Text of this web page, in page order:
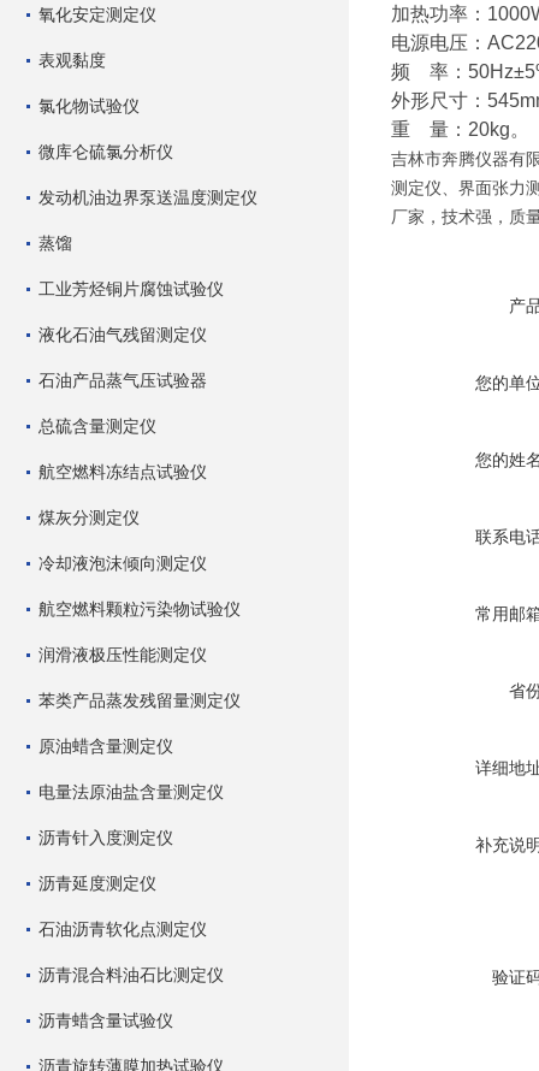
氧化安定测定仪
表观黏度
氯化物试验仪
微库仑硫氯分析仪
发动机油边界泵送温度测定仪
蒸馏
工业芳烃铜片腐蚀试验仪
液化石油气残留测定仪
石油产品蒸气压试验器
总硫含量测定仪
航空燃料冻结点试验仪
煤灰分测定仪
冷却液泡沫倾向测定仪
航空燃料颗粒污染物试验仪
润滑液极压性能测定仪
苯类产品蒸发残留量测定仪
原油蜡含量测定仪
电量法原油盐含量测定仪
沥青针入度测定仪
沥青延度测定仪
石油沥青软化点测定仪
沥青混合料油石比测定仪
沥青蜡含量试验仪
沥青旋转薄膜加热试验仪
加热功率：
电源电压：
频 率：
外形尺寸：
重 量：20kg。
吉林市奔腾仪器有
测定仪、界面张力
厂家，技术强，质
产
您的单
您的姓
联系电
常用邮
省
详细地
补充说
验证